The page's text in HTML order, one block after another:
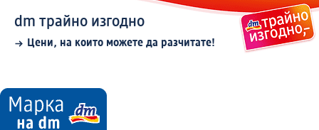
dm трайно изгодно
Цени, на които можете да разчитате!